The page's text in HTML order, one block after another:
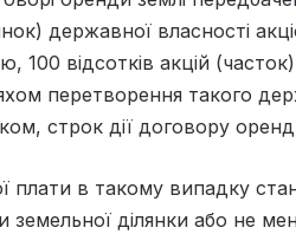
державної власності
100 відсотків акцій
перетворення такого
строк дії договору
плати в такому випадку
земельної ділянки або не